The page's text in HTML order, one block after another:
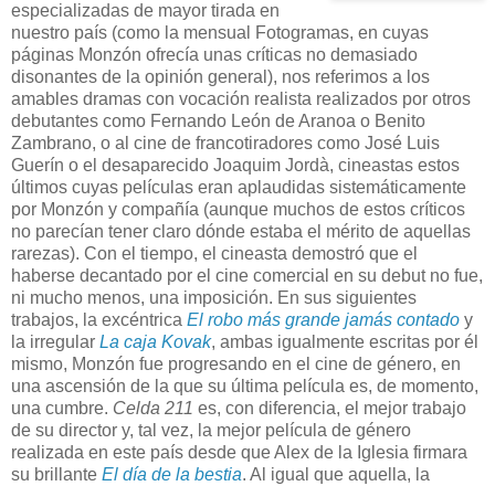
especializadas de mayor tirada en
nuestro país (como la mensual Fotogramas, en cuyas
páginas Monzón ofrecía unas críticas no demasiado
disonantes de la opinión general), nos referimos a los
amables dramas con vocación realista realizados por otros
debutantes como Fernando León de Aranoa o Benito
Zambrano, o al cine de francotiradores como José Luis
Guerín o el desaparecido Joaquim Jordà, cineastas estos
últimos cuyas películas eran aplaudidas sistemáticamente
por Monzón y compañía (aunque muchos de estos críticos
no parecían tener claro dónde estaba el mérito de aquellas
rarezas). Con el tiempo, el cineasta demostró que el
haberse decantado por el cine comercial en su debut no fue,
ni mucho menos, una imposición. En sus siguientes
trabajos, la excéntrica El robo más grande jamás contado y
la irregular La caja Kovak, ambas igualmente escritas por él
mismo, Monzón fue progresando en el cine de género, en
una ascensión de la que su última película es, de momento,
una cumbre. Celda 211 es, con diferencia, el mejor trabajo
de su director y, tal vez, la mejor película de género
realizada en este país desde que Alex de la Iglesia firmara
su brillante El día de la bestia. Al igual que aquella, la